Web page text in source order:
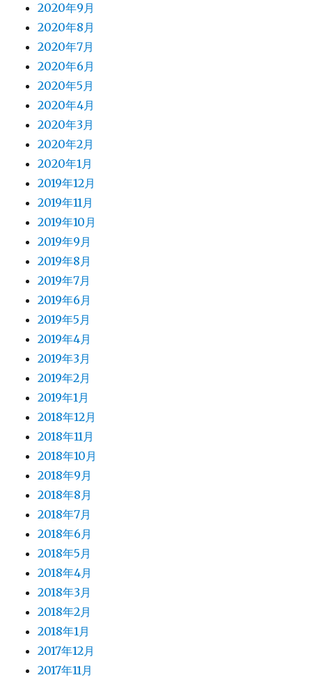
2020年9月
2020年8月
2020年7月
2020年6月
2020年5月
2020年4月
2020年3月
2020年2月
2020年1月
2019年12月
2019年11月
2019年10月
2019年9月
2019年8月
2019年7月
2019年6月
2019年5月
2019年4月
2019年3月
2019年2月
2019年1月
2018年12月
2018年11月
2018年10月
2018年9月
2018年8月
2018年7月
2018年6月
2018年5月
2018年4月
2018年3月
2018年2月
2018年1月
2017年12月
2017年11月